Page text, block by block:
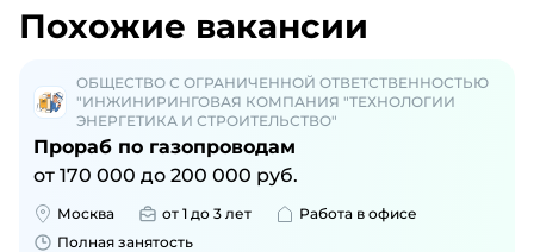
Похожие вакансии
ОБЩЕСТВО С ОГРАНИЧЕННОЙ ОТВЕТСТВЕННОСТЬЮ
"ИНЖИНИРИНГОВАЯ КОМПАНИЯ "ТЕХНОЛОГИИ
ЭНЕРГЕТИКА И СТРОИТЕЛЬСТВО"
Прораб по газопроводам
от 170 000 до 200 000 руб.
Москва от 1 до 3 лет
Работа в офисе
Полная занятость